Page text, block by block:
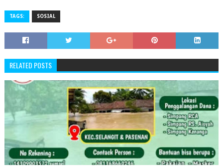
TAGS: SOSIAL
RELATED POSTS